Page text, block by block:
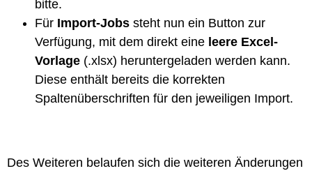
bitte.
Für Import-Jobs steht nun ein Button zur
Verfügung, mit dem direkt eine leere Excel-
Vorlage (.xlsx) heruntergeladen werden kann.
Diese enthält bereits die korrekten
Spaltenüberschriften für den jeweiligen Import.
Des Weiteren belaufen sich die weiteren Änderungen